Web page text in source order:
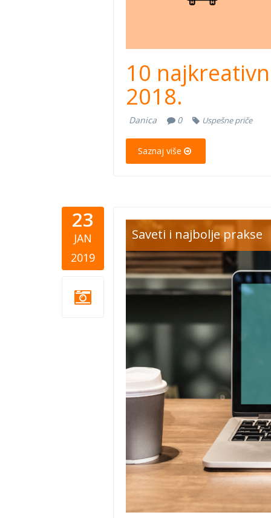
10
2018.
Danica 0 Uspešne priče
Saznaj više
23
JAN
2019
Doniraj
Saveti i najbolje prakse